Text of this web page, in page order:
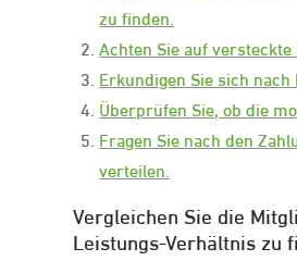
zu finden.
Achten Sie auf
Erkundigen Sie sich
Überprüfen Sie, ob die
Fragen Sie nach den
verteilen.
Vergleichen Sie die
Leistungs-Verhältnis zu